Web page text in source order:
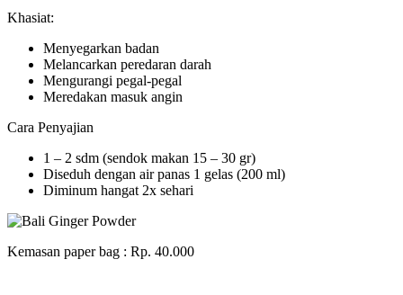
Khasiat:
Menyegarkan badan
Melancarkan peredaran darah
Mengurangi pegal-pegal
Meredakan masuk angin
Cara Penyajian
1 – 2 sdm (sendok makan 15 – 30 gr)
Diseduh dengan air panas 1 gelas (200 ml)
Diminum hangat 2x sehari
Kemasan paper bag : Rp. 40.000